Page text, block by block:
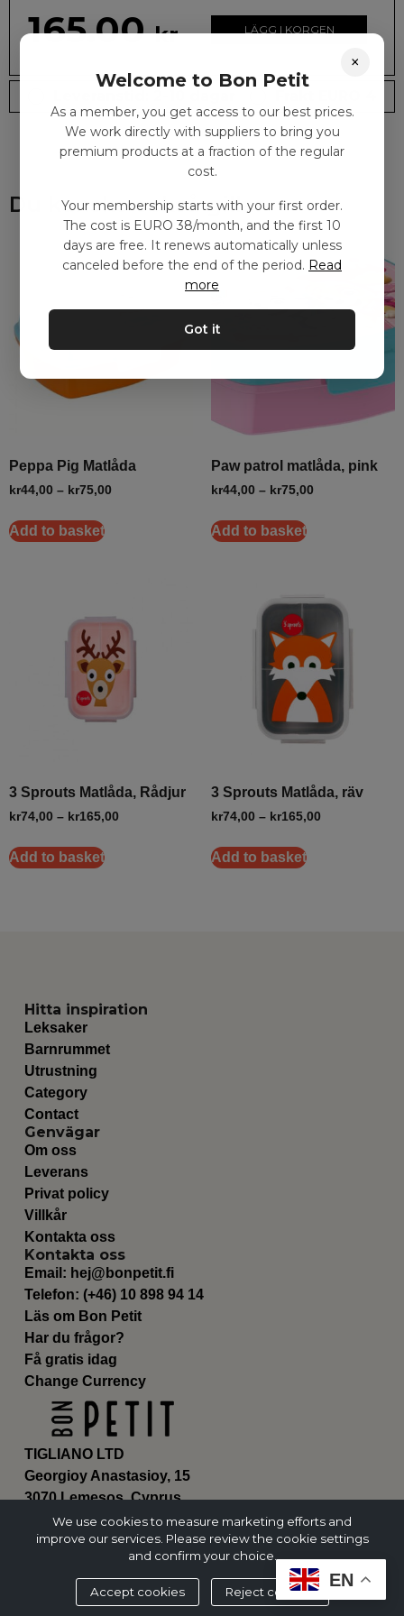
165.00 kr LÄGG I KORGEN
Du kanske också gillar
Peppa Pig Matlåda
kr44,00 – kr75,00
Add to basket
Paw patrol matlåda, pink
kr44,00 – kr75,00
Add to basket
3 Sprouts Matlåda, Rådjur
kr74,00 – kr165,00
Add to basket
3 Sprouts Matlåda, räv
kr74,00 – kr165,00
Add to basket
TIGLIANO LTD
Georgioy Anastasioy, 15
3070 Lemesos, Cyprus
ΗΕ 430179
Hitta inspiration
Leksaker
Barnrummet
Utrustning
Category
Contact
Genvägar
Om oss
Leverans
Privat policy
Villkår
Kontakta oss
Kontakta oss
Email: hej@bonpetit.fi
Telefon: (+46) 10 898 94 14
Läs om Bon Petit
Har du frågor?
Få gratis idag
Change Currency
EN
×
Welcome to Bon Petit
As a member, you get access to our best prices.
We work directly with suppliers to bring you
premium products at a fraction of the regular
cost.
Your membership starts with your first order.
The cost is EURO 38/month, and the first 10
days are free. It renews automatically unless
canceled before the end of the period. Read
more
Got it
We use cookies to measure marketing efforts and
improve our services. Please review the cookie settings
and confirm your choice.
Accept cookies Reject cookies